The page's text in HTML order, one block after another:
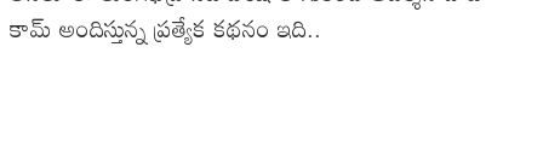
కామ్ అందిస్తున్న ప్రత్యేక కథనం ఇది..